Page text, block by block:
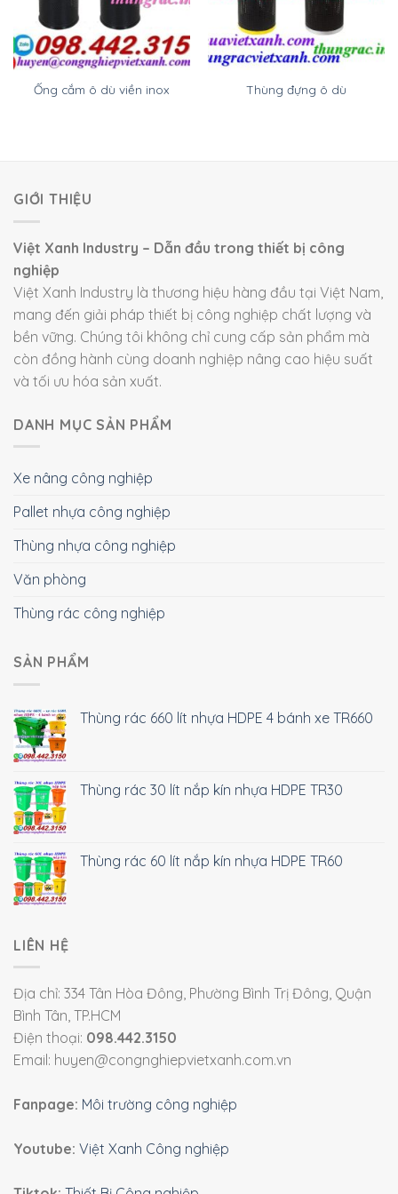
Ống cắm ô dù viền inox Thùng đựng ô dù
GIỚI THIỆU
Việt Xanh Industry – Dẫn đầu trong thiết bị công
nghiệp
Việt Xanh Industry là thương hiệu hàng đầu tại Việt Nam,
mang đến giải pháp thiết bị công nghiệp chất lượng và
bền vững. Chúng tôi không chỉ cung cấp sản phẩm mà
còn đồng hành cùng doanh nghiệp nâng cao hiệu suất
và tối ưu hóa sản xuất.
DANH MỤC SẢN PHẨM
Xe nâng công nghiệp
Pallet nhựa công nghiệp
Thùng nhựa công nghiệp
Văn phòng
Thùng rác công nghiệp
SẢN PHẨM
Thùng rác 660 lít nhựa HDPE 4 bánh xe TR660
Thùng rác 30 lít nắp kín nhựa HDPE TR30
Thùng rác 60 lít nắp kín nhựa HDPE TR60
LIÊN HỆ
Địa chỉ: 334 Tân Hòa Đông, Phường Bình Trị Đông, Quận
Bình Tân, TP.HCM
Điện thoại: 098.442.3150
Email: huyen@congnghiepvietxanh.com.vn
Fanpage: Môi trường công nghiệp
Youtube: Việt Xanh Công nghiệp